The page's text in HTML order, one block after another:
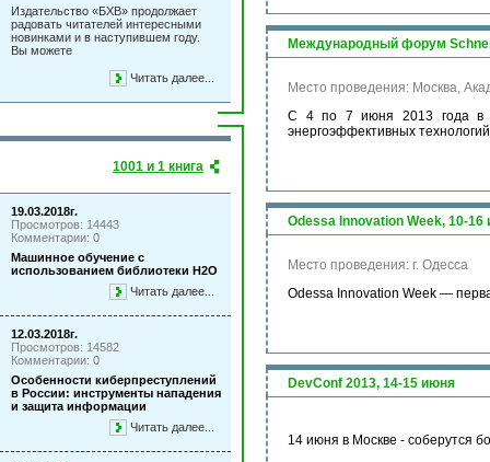
Издательство «БХВ» продолжает
радовать читателей интересными
новинками и в наступившем году.
Вы можете
Читать далее...
1001 и 1 книга
19.03.2018г.
Просмотров: 14443
Комментарии: 0
Машинное обучение с
использованием библиотеки Н2О
Читать далее...
12.03.2018г.
Просмотров: 14582
Комментарии: 0
Особенности киберпреступлений
в России: инструменты нападения
и защита информации
Читать далее...
Международный форум
Место проведения: Москва,
С 4 по 7 июня 2013 года в
энергоэффективных
Odessa Innovation Week, 10-16
Место проведения: г. Одесса
Odessa Innovation Week —
DevConf 2013, 14-15 июня
14 июня в Москве - соберутся